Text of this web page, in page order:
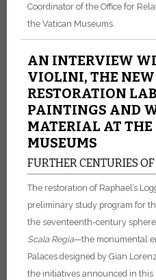
Coordinator of the Office for
the Vatican Museums.
AN INTERVIEW
VIOLINI, THE NEW
RESTORATION
PAINTINGS AND
MATERIAL AT
MUSEUMS
FURTHER CENTURIES
The restoration of Raphael’s
preliminary study program for
the seventeenth-century
Scala Regia—the monumental
Palaces designed by Gian
the initiatives announced in